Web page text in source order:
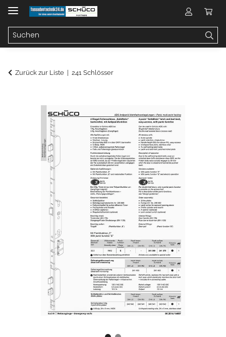
Zurück zur Liste 241 Schlösser